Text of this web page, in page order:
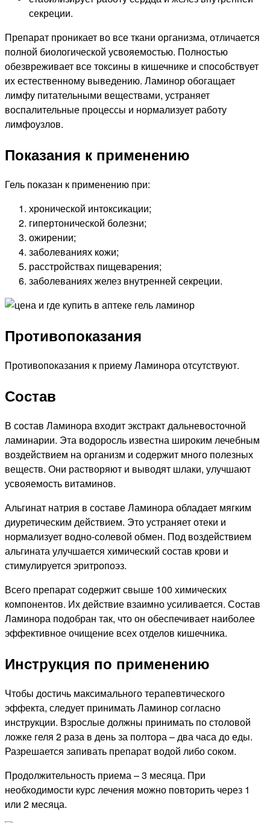
секреции.
Препарат проникает во все ткани организма, отличается
полной биологической усвояемостью. Полностью
обезвреживает все токсины в кишечнике и способствует
их естественному выведению. Ламинор обогащает
лимфу питательными веществами, устраняет
воспалительные процессы и нормализует работу
лимфоузлов.
Показания к применению
Гель показан к применению при:
хронической интоксикации;
гипертонической болезни;
ожирении;
заболеваниях кожи;
расстройствах пищеварения;
заболеваниях желез внутренней секреции.
Противопоказания
Противопоказания к приему Ламинора отсутствуют.
Состав
В состав Ламинора входит экстракт дальневосточной
ламинарии. Эта водоросль известна широким лечебным
воздействием на организм и содержит много полезных
веществ. Они растворяют и выводят шлаки, улучшают
усвояемость витаминов.
Альгинат натрия в составе Ламинора обладает мягким
диуретическим действием. Это устраняет отеки и
нормализует водно-солевой обмен. Под воздействием
альгината улучшается химический состав крови и
стимулируется эритропоэз.
Всего препарат содержит свыше 100 химических
компонентов. Их действие взаимно усиливается. Состав
Ламинора подобран так, что он обеспечивает наиболее
эффективное очищение всех отделов кишечника.
Инструкция по применению
Чтобы достичь максимального терапевтического
эффекта, следует принимать Ламинор согласно
инструкции. Взрослые должны принимать по столовой
ложке геля 2 раза в день за полтора – два часа до еды.
Разрешается запивать препарат водой либо соком.
Продолжительность приема – 3 месяца. При
необходимости курс лечения можно повторить через 1
или 2 месяца.